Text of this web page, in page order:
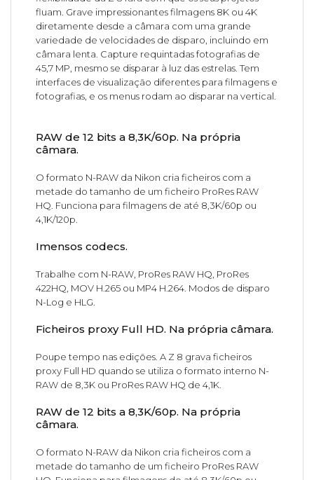
fluam. Grave impressionantes filmagens 8K ou 4K
diretamente desde a câmara com uma grande
variedade de velocidades de disparo, incluindo em
câmara lenta. Capture requintadas fotografias de
45,7 MP, mesmo se disparar à luz das estrelas. Tem
interfaces de visualização diferentes para filmagens e
fotografias, e os menus rodam ao disparar na vertical.
RAW de 12 bits a 8,3K/60p. Na própria
câmara.
O formato N-RAW da Nikon cria ficheiros com a
metade do tamanho de um ficheiro ProRes RAW
HQ. Funciona para filmagens de até 8,3K/60p ou
4,1K/120p.
Imensos codecs.
Trabalhe com N-RAW, ProRes RAW HQ, ProRes
422HQ, MOV H.265 ou MP4 H.264. Modos de disparo
N-Log e HLG.
Ficheiros proxy Full HD. Na própria câmara.
Poupe tempo nas edições. A Z 8 grava ficheiros
proxy Full HD quando se utiliza o formato interno N-
RAW de 8,3K ou ProRes RAW HQ de 4,1K.
RAW de 12 bits a 8,3K/60p. Na própria
câmara.
O formato N-RAW da Nikon cria ficheiros com a
metade do tamanho de um ficheiro ProRes RAW